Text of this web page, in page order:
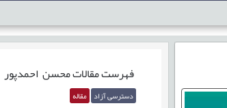
فهرست مقالاتمحسن احمدپور
دسترسی آزاد مقاله